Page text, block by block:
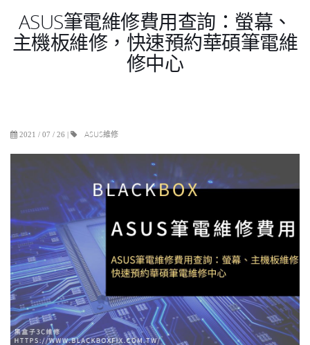
ASUS筆電維修費用查詢：螢幕、
主機板維修，快速預約華碩筆電維
修中心
2021 / 07 / 26 | ASUS維修